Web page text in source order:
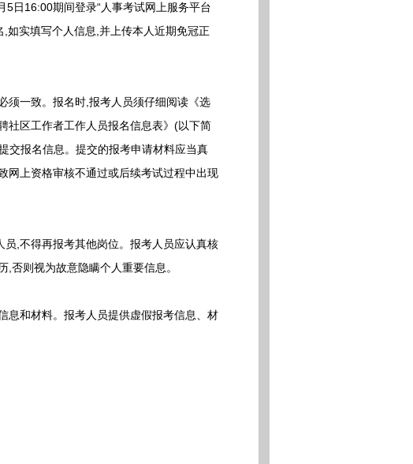
16:00期间登录“人事考试网上服务平台
实填写个人信息,并上传本人近期免冠正
一致。报名时,报考人员须仔细阅读《选
社区工作者工作人员报名信息表》(以下简
交报名信息。提交的报考申请材料应当真
网上资格审核不通过或后续考试过程中出现
,不得再报考其他岗位。报考人员应认真核
否则视为故意隐瞒个人重要信息。
和材料。报考人员提供虚假报考信息、材